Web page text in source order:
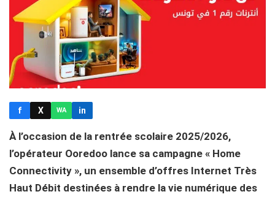
f X WA in
À l’occasion de la rentrée scolaire 2025/2026,
l’opérateur Ooredoo lance sa campagne « Home
Connectivity », un ensemble d’offres Internet Très
Haut Débit destinées à rendre la vie numérique des